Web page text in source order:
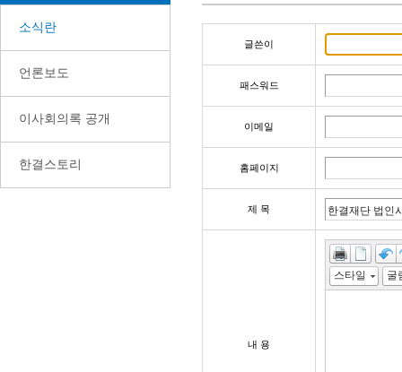
소식란
언론보도
이사회의록 공개
한결스토리
글쓴이
패스워드
이메일
홈페이지
제 목
내 용
스타일